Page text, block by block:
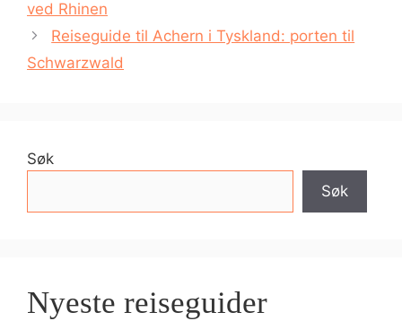
ved Rhinen
Reiseguide til Achern i Tyskland: porten til
Schwarzwald
Søk
Søk
Nyeste reiseguider